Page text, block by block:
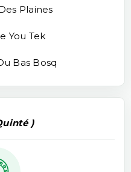
Plaines
You Tek
Bas Bosq
)